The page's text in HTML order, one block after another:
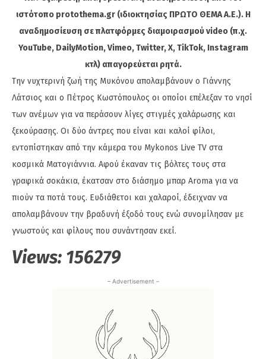
ιστότοπο protothema.gr (ιδιοκτησίας ΠΡΩΤΟ ΘΕΜΑ A.E.). Η
αναδημοσίευση σε πλατφόρμες διαμοιρασμού video (π.χ.
YouTube, DailyMotion, Vimeo, Twitter, X, TikTok, Instagram
κτλ) απαγορεύεται ρητά.
Την νυχτερινή ζωή της Μυκόνου απολαμβάνουν ο Γιάννης
Λάτσιος και ο Πέτρος Κωστόπουλος οι οποίοι επέλεξαν το νησί
των ανέμων για να περάσουν λίγες στιγμές χαλάρωσης και
ξεκούρασης. Οι δύο άντρες που είναι και καλοί φίλοι,
εντοπίστηκαν από την κάμερα του Mykonos Live TV στα
κοσμικά Ματογιάννια. Αφού έκαναν τις βόλτες τους στα
γραφικά σοκάκια, έκατσαν στο διάσημο μπαρ Aroma για να
πιούν τα ποτά τους. Ευδιάθετοι και χαλαροί, έδειχναν να
απολαμβάνουν την βραδυνή έξοδό τους ενώ συνομίλησαν με
γνωστούς και φίλους που συνάντησαν εκεί.
Views: 156279
– Advertisement –